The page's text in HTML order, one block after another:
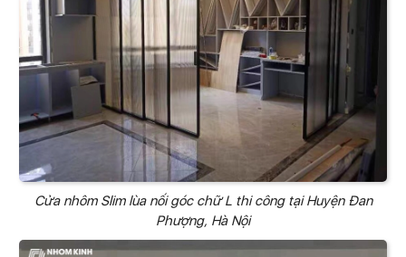
Cửa nhôm Slim lùa nối góc chữ L thi công tại Huyện Đan
Phượng, Hà Nội